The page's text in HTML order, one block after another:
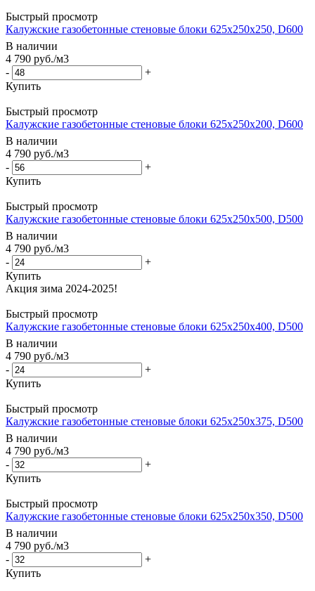
Быстрый просмотр
Калужские газобетонные стеновые блоки 625x250x250, D600
В наличии
4 790 руб./м3
-
+
Купить
Быстрый просмотр
Калужские газобетонные стеновые блоки 625x250x200, D600
В наличии
4 790 руб./м3
-
+
Купить
Быстрый просмотр
Калужские газобетонные стеновые блоки 625x250x500, D500
В наличии
4 790 руб./м3
-
+
Купить
Быстрый просмотр
Калужские газобетонные стеновые блоки 625x250x400, D500
В наличии
4 790 руб./м3
-
+
Купить
Быстрый просмотр
Калужские газобетонные стеновые блоки 625x250x375, D500
В наличии
4 790 руб./м3
-
+
Купить
Быстрый просмотр
Калужские газобетонные стеновые блоки 625x250x350, D500
В наличии
4 790 руб./м3
-
+
Купить